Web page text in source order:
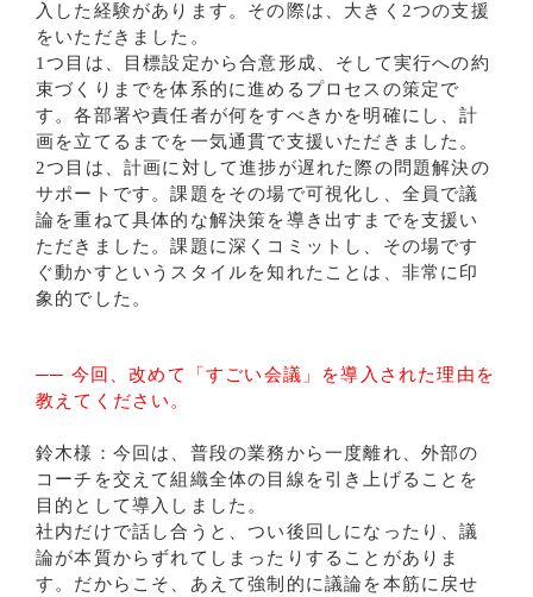
入した経験があります。その際は、大きく2つの支援
をいただきました。
1つ目は、目標設定から合意形成、そして実行への約
束づくりまでを体系的に進めるプロセスの策定で
す。各部署や責任者が何をすべきかを明確にし、計
画を立てるまでを一気通貫で支援いただきました。
2つ目は、計画に対して進捗が遅れた際の問題解決の
サポートです。課題をその場で可視化し、全員で議
論を重ねて具体的な解決策を導き出すまでを支援い
ただきました。課題に深くコミットし、その場です
ぐ動かすというスタイルを知れたことは、非常に印
象的でした。
── 今回、改めて「すごい会議」を導入された理由を
教えてください。
鈴木様：今回は、普段の業務から一度離れ、外部の
コーチを交えて組織全体の目線を引き上げることを
目的として導入しました。
社内だけで話し合うと、つい後回しになったり、議
論が本質からずれてしまったりすることがありま
す。だからこそ、あえて強制的に議論を本筋に戻せ